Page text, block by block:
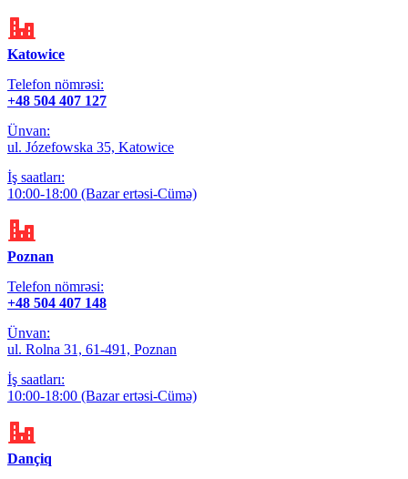
Katowice
Telefon nömrəsi:
+48 504 407 127
Ünvan:
ul. Józefowska 35, Katowice
İş saatları:
10:00-18:00 (Bazar ertəsi-Cümə)
Poznan
Telefon nömrəsi:
+48 504 407 148
Ünvan:
ul. Rolna 31, 61-491, Poznan
İş saatları:
10:00-18:00 (Bazar ertəsi-Cümə)
Dançiq